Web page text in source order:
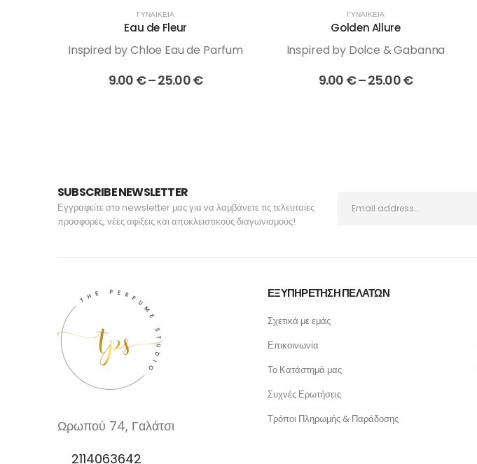
ΓΥΝΑΙΚΕΊΑ
Eau de Fleur
Inspired by Chloe Eau de Parfum
9.00 €–25.00€Price
ΓΥΝΑΙΚΕΊΑ
Golden Allure
Inspired by Dolce & Gabanna
9.00 €–25.00€Price
SUBSCRIBE NEWSLETTER
Εγγραφείτε στο newsletter μας για να λαμβάνετε τις τελευταίες
προσφορές, νέες αφίξεις και αποκλειστικούς διαγωνισμούς!
Ωρωπού 74, Γαλάτσι
2114063642
ΕΞΥΠΗΡΕΤΗΣΗ ΠΕΛΑΤΩΝ
Σχετικά με εμάς
Επικοινωνία
Το Κατάστημά μας
Συχνές Ερωτήσεις
Τρόποι Πληρωμής & Παράδοσης